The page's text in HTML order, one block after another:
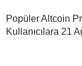
Popüler Altcoin
Kullanıcılara 21